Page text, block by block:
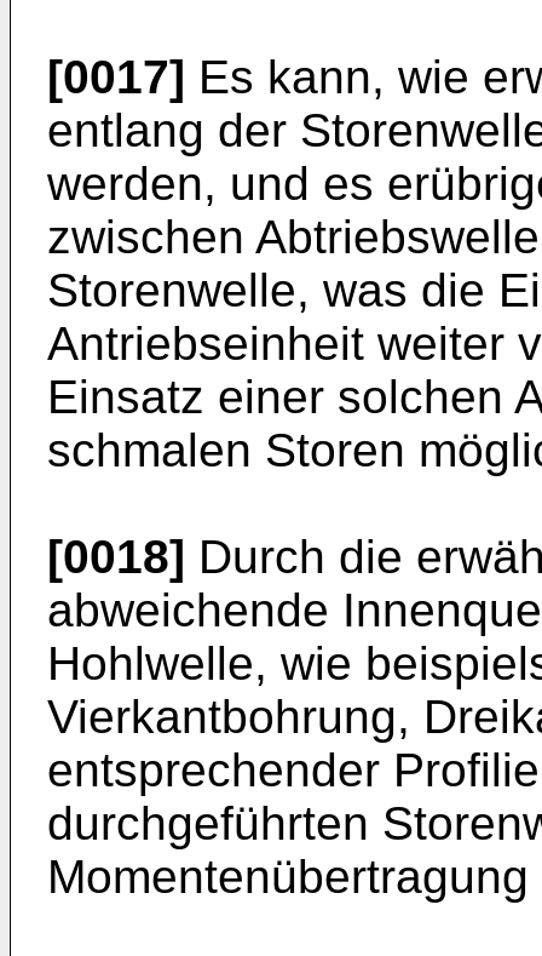
[0017] Es kann, wie
entlang der
werden, und es
zwischen
Storenwelle, was die
Antriebseinheit weiter
Einsatz einer solchen
schmalen Storen
[0018] Durch die
abweichende
Hohlwelle, wie
Vierkantbohrung,
entsprechender
durchgeführten